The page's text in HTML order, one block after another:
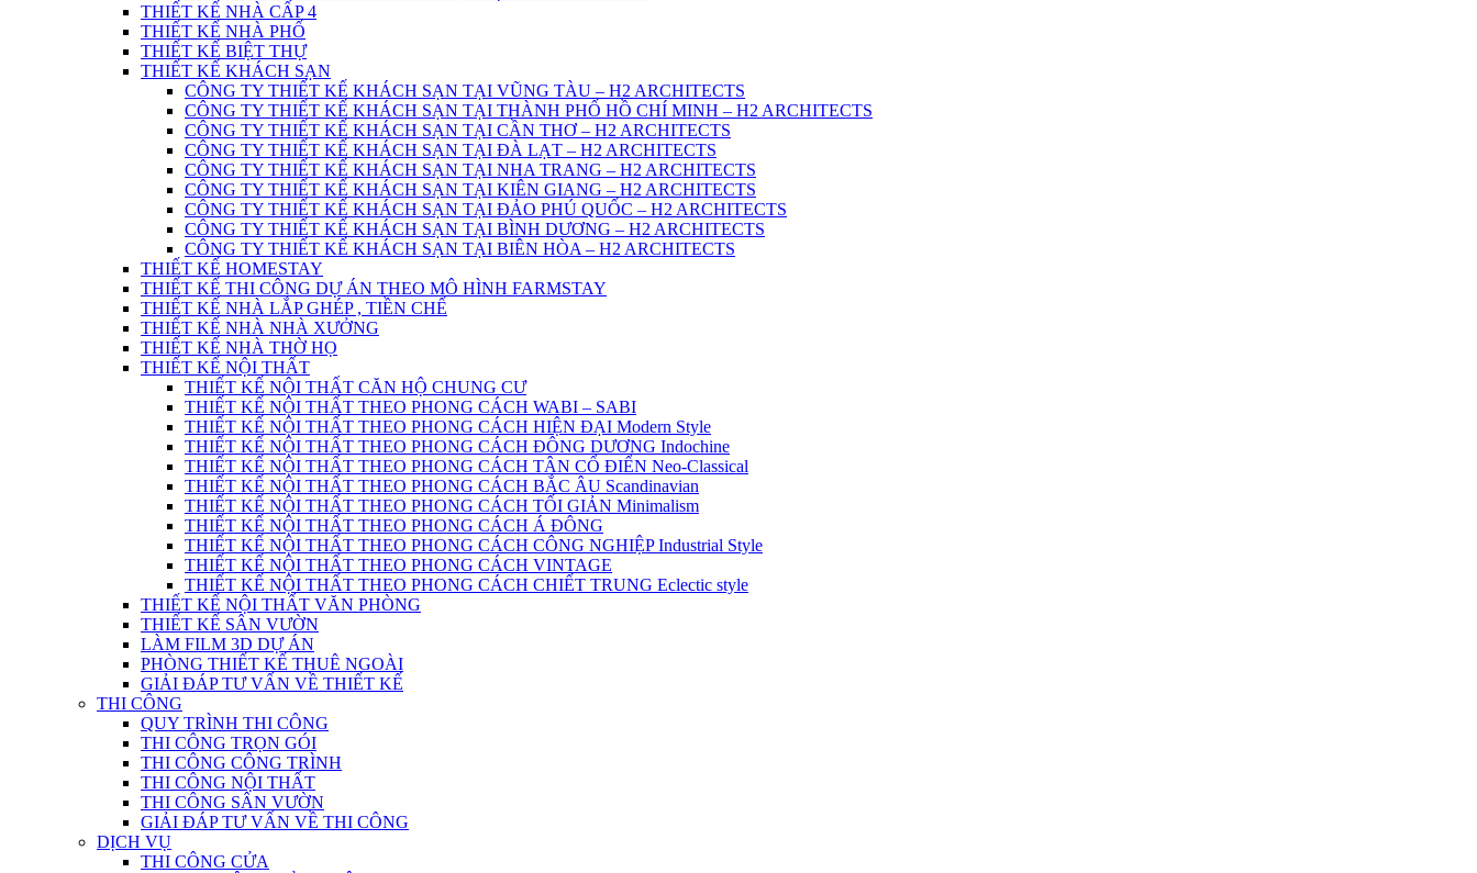
THIẾT KẾ NHÀ CẤP 4
THIẾT KẾ NHÀ PHỐ
THIẾT KẾ BIỆT THỰ
THIẾT KẾ KHÁCH SẠN
CÔNG TY THIẾT KẾ KHÁCH SẠN TẠI VŨNG TÀU – H2 ARCHITECTS
CÔNG TY THIẾT KẾ KHÁCH SẠN TẠI THÀNH PHỐ HỒ CHÍ MINH – H2 ARCHITECTS
CÔNG TY THIẾT KẾ KHÁCH SẠN TẠI CẦN THƠ – H2 ARCHITECTS
CÔNG TY THIẾT KẾ KHÁCH SẠN TẠI ĐÀ LẠT – H2 ARCHITECTS
CÔNG TY THIẾT KẾ KHÁCH SẠN TẠI NHA TRANG – H2 ARCHITECTS
CÔNG TY THIẾT KẾ KHÁCH SẠN TẠI KIÊN GIANG – H2 ARCHITECTS
CÔNG TY THIẾT KẾ KHÁCH SẠN TẠI ĐẢO PHÚ QUỐC – H2 ARCHITECTS
CÔNG TY THIẾT KẾ KHÁCH SẠN TẠI BÌNH DƯƠNG – H2 ARCHITECTS
CÔNG TY THIẾT KẾ KHÁCH SẠN TẠI BIÊN HÒA – H2 ARCHITECTS
THIẾT KẾ HOMESTAY
THIẾT KẾ THI CÔNG DỰ ÁN THEO MÔ HÌNH FARMSTAY
THIẾT KẾ NHÀ LẮP GHÉP , TIỀN CHẾ
THIẾT KẾ NHÀ NHÀ XƯỞNG
THIẾT KẾ NHÀ THỜ HỌ
THIẾT KẾ NỘI THẤT
THIẾT KẾ NỘI THẤT CĂN HỘ CHUNG CƯ
THIẾT KẾ NỘI THẤT THEO PHONG CÁCH WABI – SABI
THIẾT KẾ NỘI THẤT THEO PHONG CÁCH HIỆN ĐẠI Modern Style
THIẾT KẾ NỘI THẤT THEO PHONG CÁCH ĐÔNG DƯƠNG Indochine
THIẾT KẾ NỘI THẤT THEO PHONG CÁCH TÂN CỔ ĐIỂN Neo-Classical
THIẾT KẾ NỘI THẤT THEO PHONG CÁCH BẮC ÂU Scandinavian
THIẾT KẾ NỘI THẤT THEO PHONG CÁCH TỐI GIẢN Minimalism
THIẾT KẾ NỘI THẤT THEO PHONG CÁCH Á ĐÔNG
THIẾT KẾ NỘI THẤT THEO PHONG CÁCH CÔNG NGHIỆP Industrial Style
THIẾT KẾ NỘI THẤT THEO PHONG CÁCH VINTAGE
THIẾT KẾ NỘI THẤT THEO PHONG CÁCH CHIẾT TRUNG Eclectic style
THIẾT KẾ NỘI THẤT VĂN PHÒNG
THIẾT KẾ SÂN VƯỜN
LÀM FILM 3D DỰ ÁN
PHÒNG THIẾT KẾ THUÊ NGOÀI
GIẢI ĐÁP TƯ VẤN VỀ THIẾT KẾ
THI CÔNG
QUY TRÌNH THI CÔNG
THI CÔNG TRỌN GÓI
THI CÔNG CÔNG TRÌNH
THI CÔNG NỘI THẤT
THI CÔNG SÂN VƯỜN
GIẢI ĐÁP TƯ VẤN VỀ THI CÔNG
DỊCH VỤ
THI CÔNG CỬA